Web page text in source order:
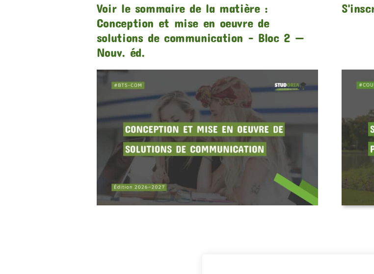
Voir le sommaire de la matière :
Conception et mise en oeuvre de
solutions de communication – Bloc 2 —
Nouv. éd.